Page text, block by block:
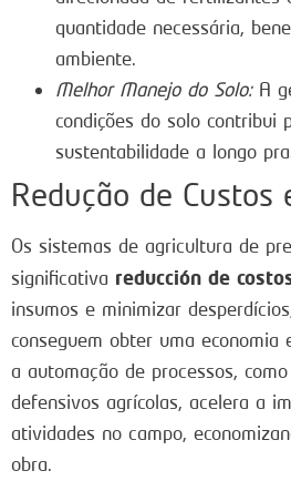
quantidade necessária,
ambiente.
Melhor Manejo do Solo:A
condições do solo contribui
sustentabilidade a longo
Redução de Custos
Os sistemas de agricultura de
significativa reducción de
insumos e minimizar
conseguem obter uma economia
a automação de processos,
defensivos agrícolas, acelera a
atividades no campo,
obra.